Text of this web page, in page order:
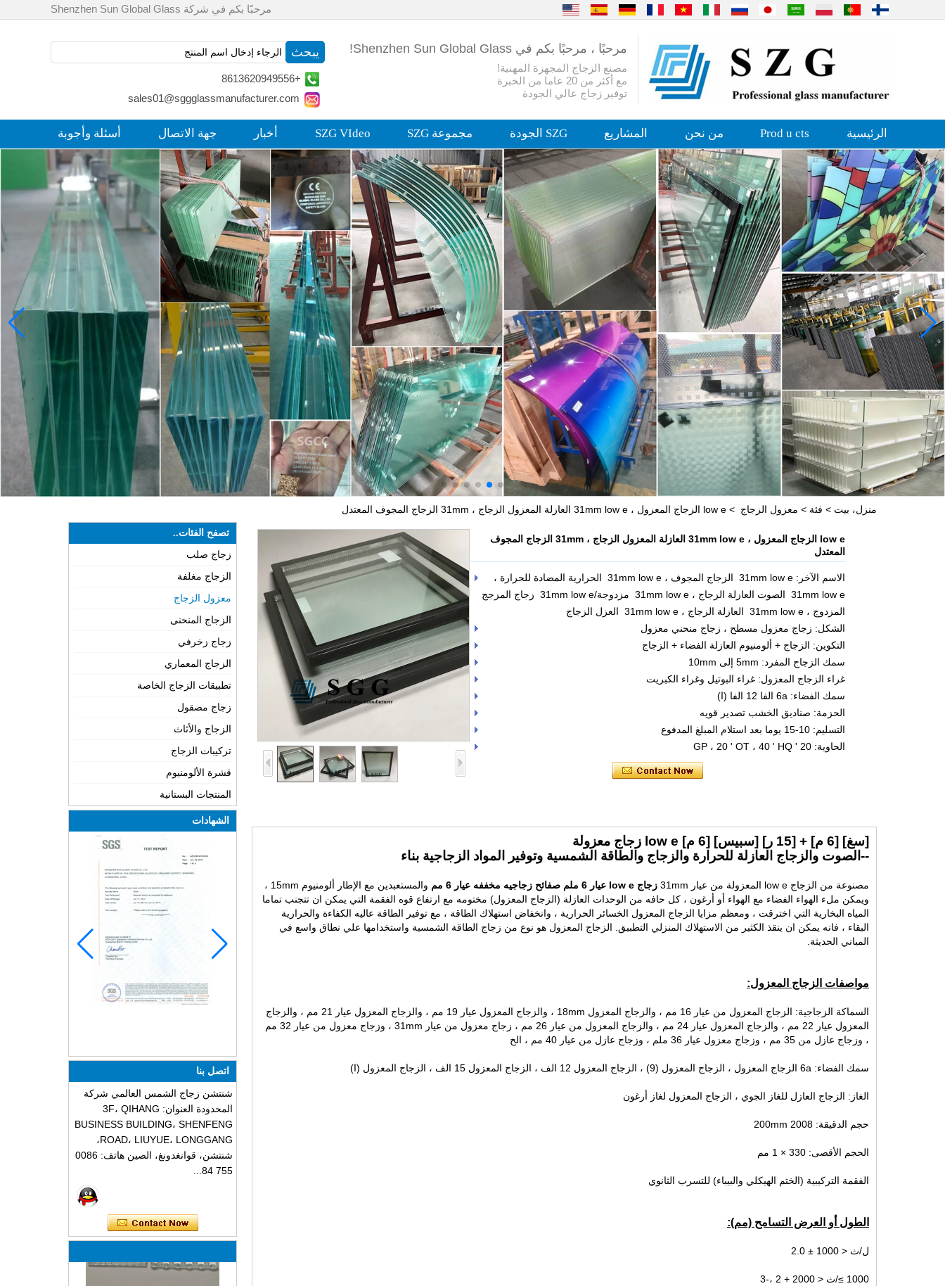
مرحبًا بكم في شركة Shenzhen Sun Global Glass
مرحبًا ، مرحبًا بكم في Shenzhen Sun Global Glass!
مصنع الزجاج المجهزة المهنية!
مع أكثر من 20 عاما من الخبرة
توفير زجاج عالي الجودة
+8613620949556
sales01@sggglassmanufacturer.com
الرئيسية Prod u cts من نحن المشاريع SZG الجودة مجموعة SZG SZG VIdeo أخبار جهة الاتصال أسئلة وأجوبة
منزل، بيت > فئة > معزول الزجاج > low e الزجاج المعزول ، 31mm low e العازلة المعزول الزجاج ، 31mm الزجاج المجوف المعتدل
تصفح الفئات..
زجاج صلب
الزجاج مغلفة
معزول الزجاج
الزجاج المنحنى
زجاج زخرفي
الزجاج المعماري
تطبيقات الزجاج الخاصة
زجاج مصقول
الزجاج والأثاث
تركيبات الزجاج
قشرة الألومنيوم
المنتجات البستانية
الشهادات
اتصل بنا
شنتشن زجاج الشمس العالمي شركة
المحدودة العنوان: 3F، QIHANG
BUSINESS BUILDING، SHENFENG
ROAD، LIUYUE، LONGGANG،
شنتشن، قوانغدونغ، الصين هاتف: 0086
755 84...
اتصل الآن
low e الزجاج المعزول ، 31mm low e العازلة المعزول الزجاج ، 31mm الزجاج المجوف
المعتدل
الاسم الآخر: 31mm low e الزجاج المجوف ، 31mm low e الحرارية المضادة للحرارة ،
31mm low e الصوت العازلة الزجاج ، 31mm low e مزدوجة/31mm low e زجاج المزجج
المزدوج ، 31mm low e العازلة الزجاج ، 31mm low e العزل الزجاج
الشكل: زجاج معزول مسطح ، زجاج منحني معزول
التكوين: الزجاج + ألومنيوم العازلة الفضاء + الزجاج
سمك الزجاج المفرد: 5mm إلى 10mm
غراء الزجاج المعزول: غراء البوتيل وغراء الكبريت
سمك الفضاء: 6a الفا 12 الفا (ا)
الحزمة: صناديق الخشب تصدير قويه
التسليم: 10-15 يوما بعد استلام المبلغ المدفوع
الحاوية: 20 ' GP ، 20 ' OT ، 40 ' HQ
[سغ] [6 م] + [15 ر] [سبيس] [6 م] low e زجاج معزولة
--الصوت والزجاج العازلة للحرارة والزجاج والطاقة الشمسية وتوفير المواد الزجاجية بناء
مصنوعة من الزجاج low e المعزولة من عيار 31mm زجاج low e عيار 6 ملم صفائح زجاجيه مخففه عيار 6 مم
والمستعبدين مع الإطار ألومنيوم 15mm ،
ويمكن ملء الهواء الفضاء مع الهواء أو أرغون ، كل حافه من الوحدات العازلة (الزجاج المعزول) مختومه مع ارتفاع قوه الفقمة التي يمكن ان تتجنب تماما
المياه البخارية التي اخترقت ، ومعظم مزايا الزجاج المعزول الخسائر الحرارية ، وانخفاض استهلاك الطاقة ، مع توفير الطاقة عاليه الكفاءة والحرارية
البقاء ، فانه يمكن ان ينقذ الكثير من الاستهلاك المنزلي التطبيق. الزجاج المعزول هو نوع من زجاج الطاقة الشمسية واستخدامها علي نطاق واسع في
المباني الحديثة.
مواصفات الزجاج المعزول:
السماكة الزجاجية: الزجاج المعزول من عيار 16 مم ، والزجاج المعزول 18mm ، والزجاج المعزول عيار 19 مم ، والزجاج المعزول عيار 21 مم ، والزجاج
المعزول عيار 22 مم ، والزجاج المعزول عيار 24 مم ، والزجاج المعزول من عيار 26 مم ، زجاج معزول من عيار 31mm ، وزجاج معزول من عيار 32 مم
، وزجاج عازل من 35 مم ، وزجاج معزول عيار 36 ملم ، وزجاج عازل من عيار 40 مم ، الخ
سمك الفضاء: 6a الزجاج المعزول ، الزجاج المعزول (9) ، الزجاج المعزول 12 الف ، الزجاج المعزول 15 الف ، الزجاج المعزول (ا)
الغاز: الزجاج العازل للغاز الجوي ، الزجاج المعزول لغاز أرغون
حجم الدقيقة: 2008 200mm
الحجم الأقصى: 330 × 1 مم
الفقمة التركيبية (الختم الهيكلي والبيباء) للتسرب الثانوي
الطول أو العرض التسامح (مم):
ل/ث < 1000 ± 2.0
1000 ≥/ث < 2000 + 2 ،-3